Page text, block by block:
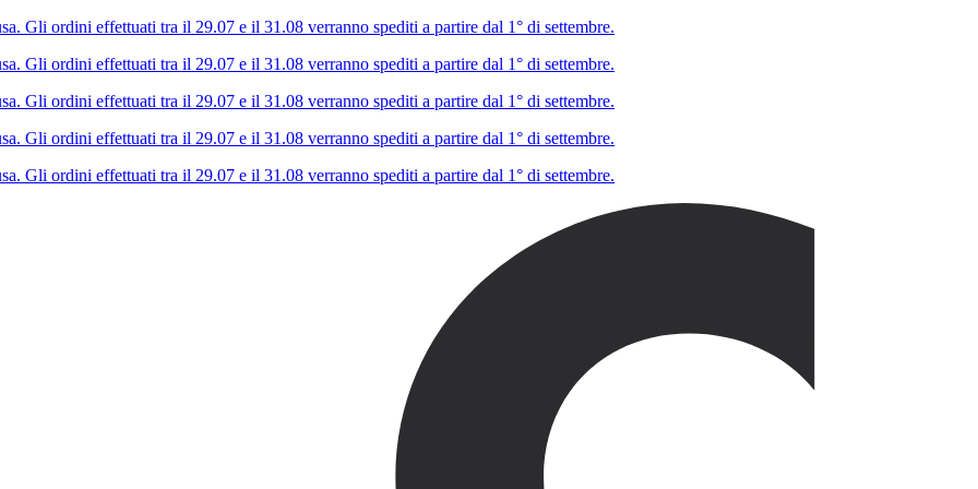
Gli ordini effettuati tra il 29.07 e il 31.08 verranno spediti a partire dal 1° di settembre.
Gli ordini effettuati tra il 29.07 e il 31.08 verranno spediti a partire dal 1° di settembre.
Gli ordini effettuati tra il 29.07 e il 31.08 verranno spediti a partire dal 1° di settembre.
Gli ordini effettuati tra il 29.07 e il 31.08 verranno spediti a partire dal 1° di settembre.
Gli ordini effettuati tra il 29.07 e il 31.08 verranno spediti a partire dal 1° di settembre.